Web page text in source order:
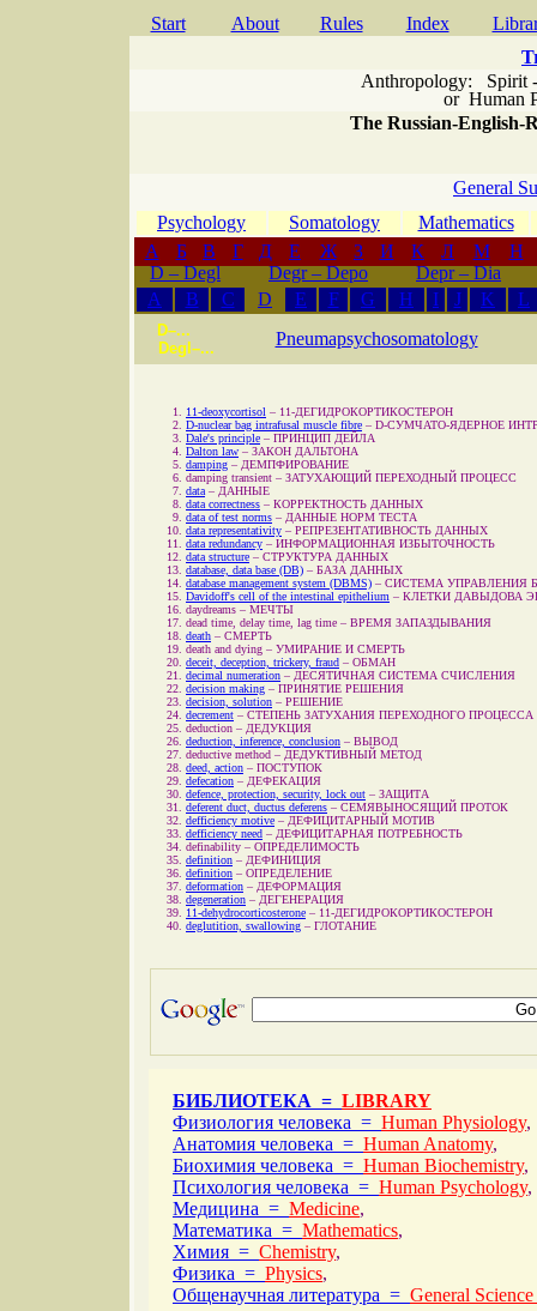
Start About Rules Index
Anthropology: Spirit
or Human
The Russian-English-
General
Psychology
Somatology
Mathematics
А
Б В Г Д Е Ж З И К Л М
Н
D – Degl
Degr – Depo
Depr – Dia
A
B C D E F G H I J K L
D–...
Degl–...
Pneumapsychosomatology
11-deoxycortisol – 11-ДЕГИДРОКОРТИКОСТЕРОН
D-nuclear bag intrafusal muscle fibre – D-СУМЧАТО-ЯДЕРНОЕ
Dale's principle – ПРИНЦИП ДЕЙЛА
Dalton law – ЗАКОН ДАЛЬТОНА
damping – ДЕМПФИРОВАНИЕ
damping transient – ЗАТУХАЮЩИЙ ПЕРЕХОДНЫЙ ПРОЦЕСС
data – ДАННЫЕ
data correctness – КОРРЕКТНОСТЬ ДАННЫХ
data of test norms – ДАННЫЕ НОРМ ТЕСТА
data representativity – РЕПРЕЗЕНТАТИВНОСТЬ ДАННЫХ
data redundancy – ИНФОРМАЦИОННАЯ ИЗБЫТОЧНОСТЬ
data structure – СТРУКТУРА ДАННЫХ
database, data base (DB) – БАЗА ДАННЫХ
database management system (DBMS) – СИСТЕМА УПРАВЛЕНИЯ
Davidoff's cell of the intestinal epithelium – КЛЕТКИ ДАВЫДОВА
daydreams – МЕЧТЫ
dead time, delay time, lag time – ВРЕМЯ ЗАПАЗДЫВАНИЯ
death – СМЕРТЬ
death and dying – УМИРАНИЕ И СМЕРТЬ
deceit, deception, trickery, fraud – ОБМАН
decimal numeration – ДЕСЯТИЧНАЯ СИСТЕМА СЧИСЛЕНИЯ
decision making – ПРИНЯТИЕ РЕШЕНИЯ
decision, solution – РЕШЕНИЕ
decrement – СТЕПЕНЬ ЗАТУХАНИЯ ПЕРЕХОДНОГО ПРОЦЕССА
deduction – ДЕДУКЦИЯ
deduction, inference, conclusion – ВЫВОД
deductive method – ДЕДУКТИВНЫЙ МЕТОД
deed, action – ПОСТУПОК
defecation – ДЕФЕКАЦИЯ
defence, protection, security, lock out – ЗАЩИТА
deferent duct, ductus deferens – СЕМЯВЫНОСЯЩИЙ ПРОТОК
defficiency motive – ДЕФИЦИТАРНЫЙ МОТИВ
defficiency need – ДЕФИЦИТАРНАЯ ПОТРЕБНОСТЬ
definability – ОПРЕДЕЛИМОСТЬ
definition – ДЕФИНИЦИЯ
definition – ОПРЕДЕЛЕНИЕ
deformation – ДЕФОРМАЦИЯ
degeneration – ДЕГЕНЕРАЦИЯ
11-dehydrocorticosterone – 11-ДЕГИДРОКОРТИКОСТЕРОН
deglutition, swallowing – ГЛОТАНИЕ
БИБЛИОТЕКА = LIBRARY
Физиология человека = Human Physiology,
Анатомия человека = Human Anatomy,
Биохимия человека = Human Biochemistry,
Психология человека = Human Psychology,
Медицина = Medicine,
Математика = Mathematics,
Химия = Chemistry,
Физика = Physics,
Общенаучная литература = General